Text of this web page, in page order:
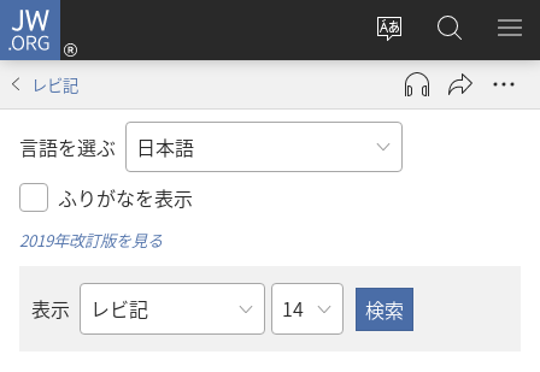
JW.ORG
サ
イ
ト
の
言
え
る
ロ
グ
ン
し
で
開
JW.ORG
の
検
メ
を
レビ記
言語を選ぶ
ふりがなを表示
2019年改訂版を見る
表示
聖
章